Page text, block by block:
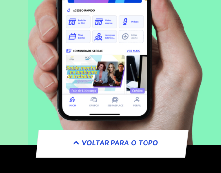
VOLTAR PARA O TOPO